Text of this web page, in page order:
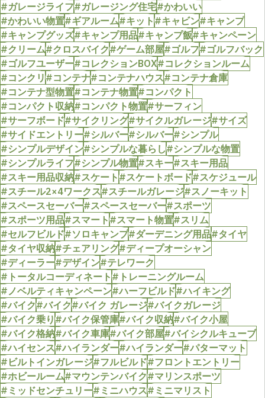
#ガレージライフ#ガレージング住宅#かわいい
#かわいい物置#ギアルーム#キット#キャビン#キャンプ
#キャンプグッズ#キャンプ用品#キャンプ飯#キャンペーン
#クリーム#クロスバイク#ゲーム部屋#ゴルフ#ゴルフバック
#ゴルフユーザー#コレクションBOX#コレクションルーム
#コンクリ#コンテナ#コンテナハウス#コンテナ倉庫
#コンテナ型物置#コンテナ物置#コンパクト
#コンパクト収納#コンパクト物置#サーフィン
#サーフボード#サイクリング#サイクルガレージ#サイズ
#サイドエントリー#シルバー#シルバー#シンプル
#シンプルデザイン#シンプルな暮らし#シンプルな物置
#シンプルライフ#シンプル物置#スキー#スキー用品
#スキー用品収納#スケート#スケートボード#スケジュール
#スチール2×4ワークス#スチールガレージ#スノーキット
#スペースセーバー#スペースセーバー#スポーツ
#スポーツ用品#スマート#スマート物置#スリム
#セルフビルド#ソロキャンプ#ダーデニング用品#タイヤ
#タイヤ収納#チェアリング#ディープオーシャン
#ディーラー#デザイン#テレワーク
#トータルコーディネート#トレーニングルーム
#ノベルティキャンペーン#ハーフビルド#ハイキング
#バイク#バイク#バイク ガレージ#バイクガレージ
#バイク乗り#バイク保管庫#バイク収納#バイク小屋
#バイク格納#バイク車庫#バイク部屋#バイシクルキューブ
#ハイセンス#ハイランダー#ハイランダー#パターマット
#ビルトインガレージ#フルビルド#フロントエントリー
#ホビールーム#マウンテンバイク#マリンスポーツ
#ミッドセンチュリー#ミニハウス#ミニマリスト